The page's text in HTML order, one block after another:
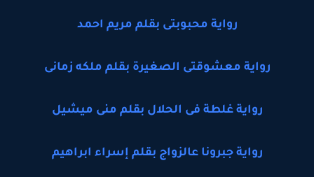
رواية محبوبتى بقلم مريم احمد
رواية معشوقتى الصغيرة بقلم ملكه زمانى
رواية غلطة فى الحلال بقلم منى ميشيل
رواية جبرونا عالزواج بقلم إسراء ابراهيم